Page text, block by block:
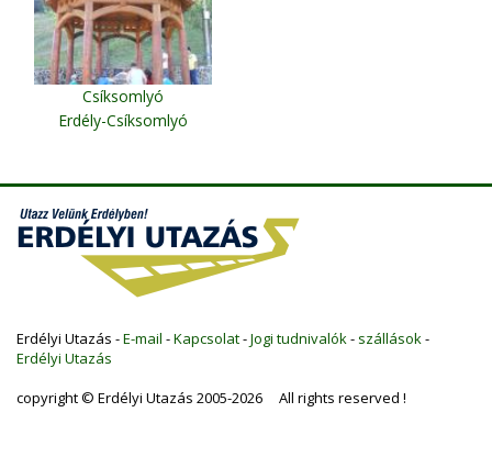
Csíksomlyó
Erdély-Csíksomlyó
Erdélyi Utazás -E-mail -Kapcsolat-Jogi tudnivalók- szállások-
Erdélyi Utazás
copyright © Erdélyi Utazás 2005-2026 All rights reserved !